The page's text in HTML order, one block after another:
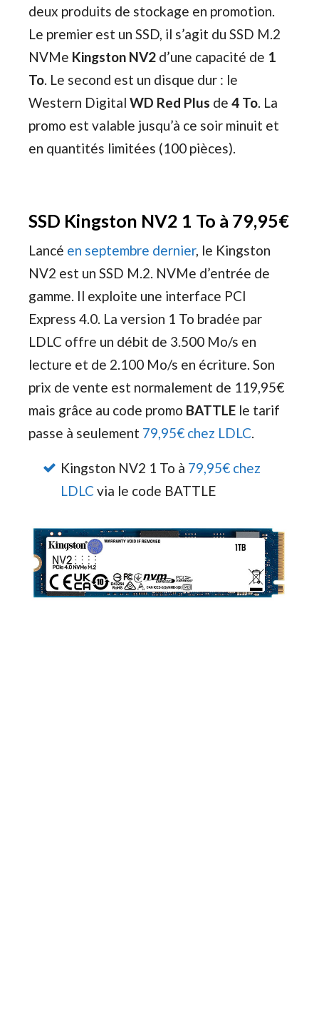
deux produits de stockage en promotion.
Le premier est un SSD, il s’agit du SSD M.2
NVMe Kingston NV2 d’une capacité de 1
To. Le second est un disque dur : le
Western Digital WD Red Plus de 4 To. La
promo est valable jusqu’à ce soir minuit et
en quantités limitées (100 pièces).
SSD Kingston NV2 1 To à 79,95€
Lancé en septembre dernier, le Kingston
NV2 est un SSD M.2. NVMe d’entrée de
gamme. Il exploite une interface PCI
Express 4.0. La version 1 To bradée par
LDLC offre un débit de 3.500 Mo/s en
lecture et de 2.100 Mo/s en écriture. Son
prix de vente est normalement de 119,95€
mais grâce au code promo BATTLE le tarif
passe à seulement 79,95€ chez LDLC.
Kingston NV2 1 To à 79,95€ chez
LDLC via le code BATTLE